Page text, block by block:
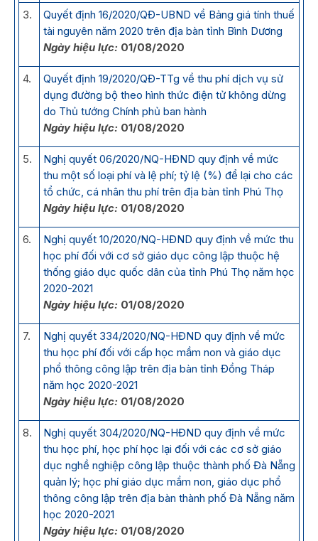
3.
Quyết định 16/2020/QĐ-UBND về Bảng giá tính thuế
tài nguyên năm 2020 trên địa bàn tỉnh Bình Dương
Ngày hiệu lực: 01/08/2020
4.
Quyết định 19/2020/QĐ-TTg về thu phí dịch vụ sử
dụng đường bộ theo hình thức điện tử không dừng
do Thủ tướng Chính phủ ban hành
Ngày hiệu lực: 01/08/2020
5.
Nghị quyết 06/2020/NQ-HĐND quy định về mức
thu một số loại phí và lệ phí; tỷ lệ (%) để lại cho các
tổ chức, cá nhân thu phí trên địa bàn tỉnh Phú Thọ
Ngày hiệu lực: 01/08/2020
6.
Nghị quyết 10/2020/NQ-HĐND quy định về mức thu
học phí đối với cơ sở giáo dục công lập thuộc hệ
thống giáo dục quốc dân của tỉnh Phú Thọ năm học
2020-2021
Ngày hiệu lực: 01/08/2020
7.
Nghị quyết 334/2020/NQ-HĐND quy định về mức
thu học phí đối với cấp học mầm non và giáo dục
phổ thông công lập trên địa bàn tỉnh Đồng Tháp
năm học 2020-2021
Ngày hiệu lực: 01/08/2020
8.
Nghị quyết 304/2020/NQ-HĐND quy định về mức
thu học phí, học phí học lại đối với các cơ sở giáo
dục nghề nghiệp công lập thuộc thành phố Đà Nẵng
quản lý; học phí giáo dục mầm non, giáo dục phổ
thông công lập trên địa bàn thành phố Đà Nẵng năm
học 2020-2021
Ngày hiệu lực: 01/08/2020